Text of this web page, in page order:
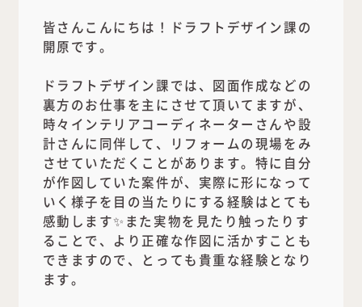
皆さんこんにちは！ドラフトデザイン課の
開原です。
ドラフトデザイン課では、図面作成などの
裏方のお仕事を主にさせて頂いてますが、
時々インテリアコーディネーターさんや設
計さんに同伴して、リフォームの現場をみ
させていただくことがあります。特に自分
が作図していた案件が、実際に形になって
いく様子を目の当たりにする経験はとても
感動します✨また実物を見たり触ったりす
ることで、より正確な作図に活かすことも
できますので、とっても貴重な経験となり
ます。